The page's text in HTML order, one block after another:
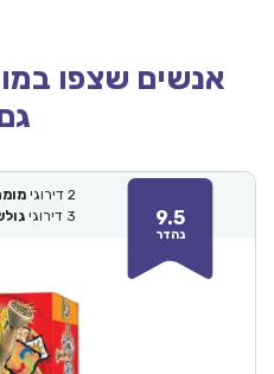
אנשים שצפו
9.5
נהדר
2 דירוגי
3 דירוגי